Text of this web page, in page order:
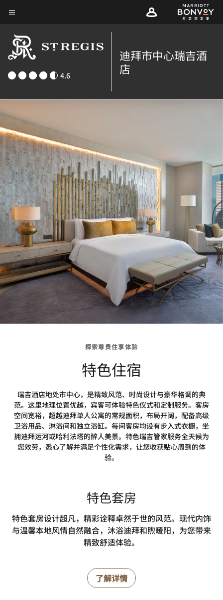
Skip
main
content
4.6
迪拜市中心瑞吉酒
店
探索尊贵住享体验
特色住宿
瑞吉酒店地处市中心，是精致风范、时尚设计与豪华格调的典
范。这里地理位置优越，宾客可体验特色仪式和定制服务。客房
空间宽裕，超越迪拜单人公寓的常规面积，布局开阔，配备高级
卫浴用品、淋浴间和独立浴缸。每间客房均设有步入式衣橱，坐
拥迪拜运河或哈利法塔的醉人美景。特色瑞吉管家服务全天候为
您效劳，悉心了解并满足个性化需求，让您收获贴心周到的体
验。
特色套房
特色套房设计超凡，精彩诠释卓然于世的风范。现代内饰
与温馨本地风情自然融合，沐浴迪拜和煦暖阳，为您带来
精致舒适体验。
了解详情